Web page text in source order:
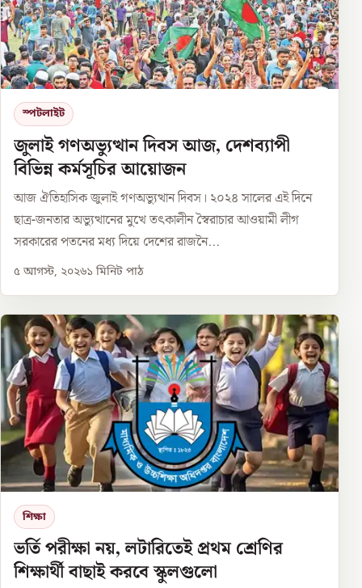
স্পটলাইট
জুলাই গণঅভ্যুত্থান দিবস আজ, দেশব্যাপী
বিভিন্ন কর্মসূচির আয়োজন
আজ ঐতিহাসিক জুলাই গণঅভ্যুত্থান দিবস। ২০২৪ সালের এই দিনে
ছাত্র-জনতার অভ্যুত্থানের মুখে তৎকালীন স্বৈরাচার আওয়ামী লীগ
সরকারের পতনের মধ্য দিয়ে দেশের রাজনৈ...
৫ আগস্ট, ২০২৬১ মিনিট পাঠ
শিক্ষা
ভর্তি পরীক্ষা নয়, লটারিতেই প্রথম শ্রেণির
শিক্ষার্থী বাছাই করবে স্কুলগুলো